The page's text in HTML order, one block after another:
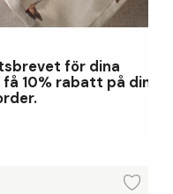
för dina
10% rabatt på din